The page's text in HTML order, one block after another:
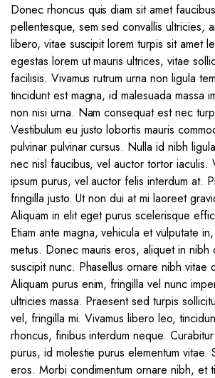
Donec rhoncus quis diam sit amet
pellentesque, sem sed convallis ultricies,
libero, vitae suscipit lorem turpis sit amet
egestas lorem ut mauris ultrices, vitae
facilisis. Vivamus rutrum urna non ligula
tincidunt est magna, id malesuada massa
non nisi urna. Nam consequat est nec
Vestibulum eu justo lobortis mauris
pulvinar pulvinar cursus. Nulla id nibh
nec nisl faucibus, vel auctor tortor iaculis.
ipsum purus, vel auctor felis interdum at.
fringilla justo. Ut non dui at mi laoreet
Aliquam in elit eget purus scelerisque
Etiam ante magna, vehicula et vulputate
metus. Donec mauris eros, aliquet in nibh
suscipit nunc. Phasellus ornare nibh vitae
Aliquam purus enim, fringilla vel nunc
ultricies massa. Praesent sed turpis
vel, fringilla mi. Vivamus libero leo,
rhoncus, finibus interdum neque.
purus, id molestie purus elementum vitae.
eros. Morbi condimentum ornare nibh, et